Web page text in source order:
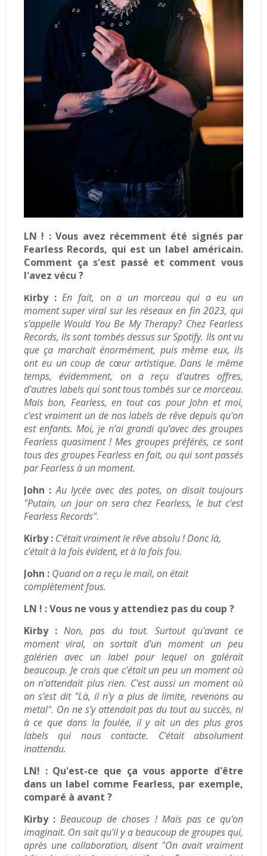
LN ! : Vous avez récemment été signés par
Fearless Records, qui est un label américain.
Comment ça s'est passé et comment vous
l'avez vécu ?
Kirby : En fait, on a un morceau qui a eu un
moment super viral sur les réseaux en fin 2023, qui
s'appelle Would You Be My Therapy? Chez Fearless
Records, ils sont tombés dessus sur Spotify. Ils ont vu
que ça marchait énormément, puis même eux, ils
ont eu un coup de cœur artistique. Dans le même
temps, évidemment, on a reçu d'autres offres,
d'autres labels qui sont tous tombés sur ce morceau.
Mais bon, Fearless, en tout cas pour John et moi,
c'est vraiment un de nos labels de rêve depuis qu'on
est enfants. Moi, je n’ai grandi qu’avec des groupes
Fearless quasiment ! Mes groupes préférés, ce sont
tous des groupes Fearless en fait, ou qui sont passés
par Fearless à un moment.
John : Au lycée avec des potes, on disait toujours
"Putain, un jour on sera chez Fearless, le but c'est
Fearless Records".
Kirby : C'était vraiment le rêve absolu !Donc là,
c'était à la fois évident, et à la fois fou.
John : Quand on a reçu le mail, on était
complètement fous.
LN ! :Vous ne vous y attendiez pas du coup ?
Kirby :Non, pas du tout. Surtout qu'avant ce
moment viral, on sortait d'un moment un peu
galérien avec un label pour lequel on galérait
beaucoup. Je crois que c'était un peu un moment où
on n'attendait plus rien. C'est aussi un moment où
on s’est dit "Là, il n'y a plus de limite, revenons au
metal". On ne s'y attendait pas du tout au succès, ni
à ce que dans la foulée, il y ait un des plus gros
labels qui nous contacte. C'était absolument
inattendu.
LN! : Qu'est-ce que ça vous apporte d'être
dans un label comme Fearless, par exemple,
comparé à avant ?
Kirby :Beaucoup de choses ! Mais pas ce qu'on
imaginait. On sait qu'il y a beaucoup de groupes qui,
après une collaboration, disent "On avait vraiment